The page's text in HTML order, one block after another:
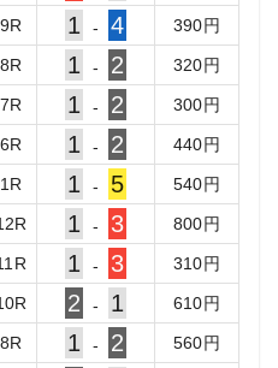
9R 1 - 4 390円
8R 1 - 2 320円
7R 1 - 2 300円
6R 1 - 2 440円
1 R 1 - 5 540円
R 1 - 3 800円
R 1 - 3 310円
R 2 - 1 610円
8R 1 - 2 560円